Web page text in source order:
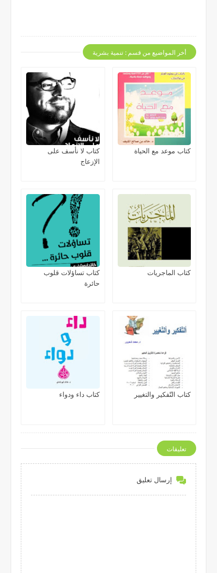
أخر المواضيع من قسم : تنمية بشرية
كتاب موعد مع الحياة
كتاب لا نأسف على
الإزعاج
كتاب الماجريات
كتاب تساؤلات قلوب
حائرة
كتاب التّفكير والتغيير كتاب داء ودواء
تعليقات
إرسال تعليق